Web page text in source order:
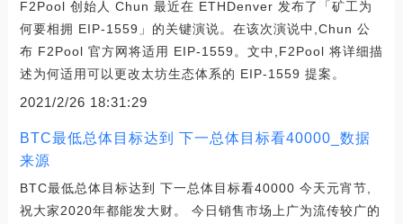
F2Pool 创始人 Chun 最近在 ETHDenver 发布了「矿工为
何要相拥 EIP-1559」的关键演说。在该次演说中,Chun 公
布 F2Pool 官方网将适用 EIP-1559。文中,F2Pool 将详细描
述为何适用可以更改太坊生态体系的 EIP-1559 提案。
2021/2/26 18:31:29
BTC最低总体目标达到 下一总体目标看40000_数据
来源
BTC最低总体目标达到 下一总体目标看40000 今天元宵节,
祝大家2020年都能发大财。 今日销售市场上广为流传较广的